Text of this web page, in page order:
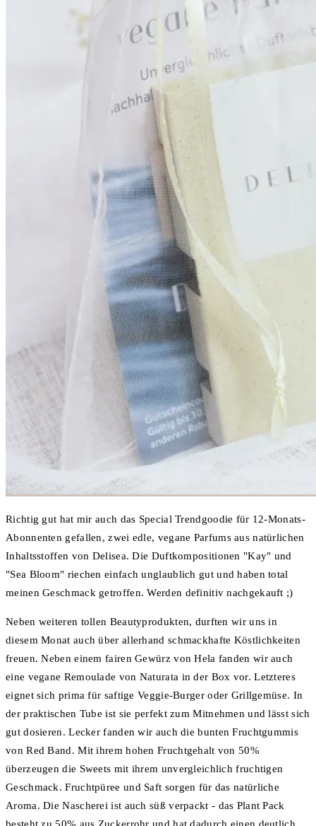
Richtig gut hat mir auch das Special Trendgoodie für 12-Monats-
Abonnenten gefallen, zwei edle, vegane Parfums aus natürlichen
Inhaltsstoffen von Delisea. Die Duftkompositionen "Kay" und
"Sea Bloom" riechen einfach unglaublich gut und haben total
meinen Geschmack getroffen. Werden definitiv nachgekauft ;)
Neben weiteren tollen Beautyprodukten, durften wir uns in
diesem Monat auch über allerhand schmackhafte Köstlichkeiten
freuen. Neben einem fairen Gewürz von Hela fanden wir auch
eine vegane Remoulade von Naturata in der Box vor. Letzteres
eignet sich prima für saftige Veggie-Burger oder Grillgemüse. In
der praktischen Tube ist sie perfekt zum Mitnehmen und lässt sich
gut dosieren. Lecker fanden wir auch die bunten Fruchtgummis
von Red Band. Mit ihrem hohen Fruchtgehalt von 50%
überzeugen die Sweets mit ihrem unvergleichlich fruchtigen
Geschmack. Fruchtpüree und Saft sorgen für das natürliche
Aroma. Die Nascherei ist auch süß verpackt - das Plant Pack
besteht zu 50% aus Zuckerrohr und hat dadurch einen deutlich